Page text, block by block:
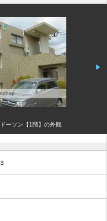
ーソン【1階】の外観